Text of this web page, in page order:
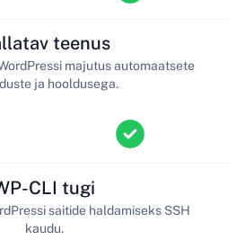
teenus
majutus automaatsete
ja hooldusega.
CLI tugi
saitide haldamiseks SSH
kaudu.